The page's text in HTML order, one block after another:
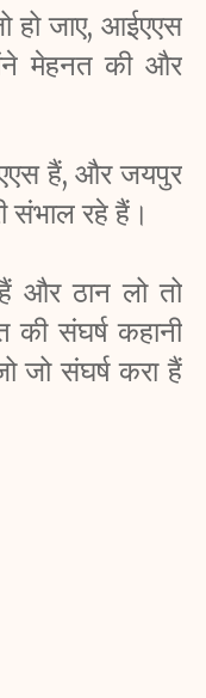
हो जाए, आईएएस
मेहनत की और
हैं, और जयपुर
संभाल रहे हैं।
और ठान लो तो
की संघर्ष कहानी
संघर्ष करा हैं